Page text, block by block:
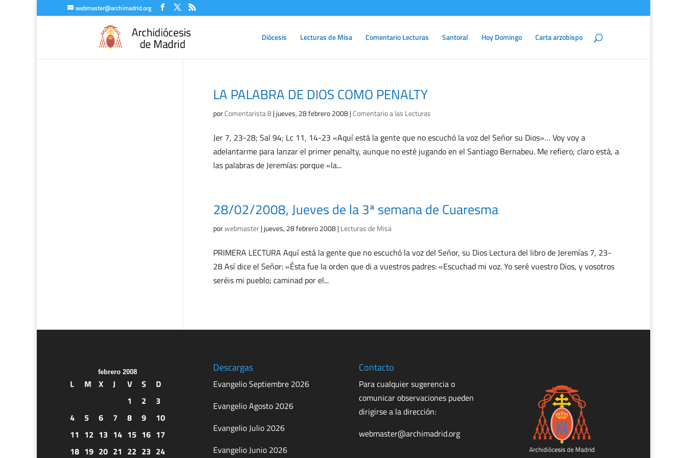
webmaster@archimadrid.org
Diócesis Lecturas de Misa Comentario Lecturas Santoral Hoy Domingo Carta arzobispo
LA PALABRA DE DIOS COMO PENALTY
porComentarista 8|jueves, 28 febrero 2008|Comentario a las Lecturas
Jer 7, 23-28; Sal 94; Lc 11, 14-23 «Aquí está la gente que no escuchó la voz del Señor su Dios»… Voy voy a
adelantarme para lanzar el primer penalty, aunque no esté jugando en el Santiago Bernabeu. Me refiero, claro está, a
las palabras de Jeremías: porque «la...
28/02/2008, Jueves de la 3ª semana de Cuaresma
porwebmaster|jueves, 28 febrero 2008|Lecturas de Misa
PRIMERA LECTURA Aquí está la gente que no escuchó la voz del Señor, su Dios Lectura del libro de Jeremías 7, 23-
28 Así dice el Señor: «Ésta fue la orden que di a vuestros padres: «Escuchad mi voz. Yo seré vuestro Dios, y vosotros
seréis mi pueblo; caminad por el...
febrero 2008
L M X J V S
D
1
2
3
4
5 6 7 8 9
10
11 12 13 14 15 16 17
18 19 20 21 22 23 24
Descargas
Evangelio Septiembre 2026
Evangelio Agosto 2026
Evangelio Julio 2026
Evangelio Junio 2026
Contacto
Para cualquier sugerencia o
comunicar observaciones pueden
dirigirse a la dirección:
webmaster@archimadrid.org